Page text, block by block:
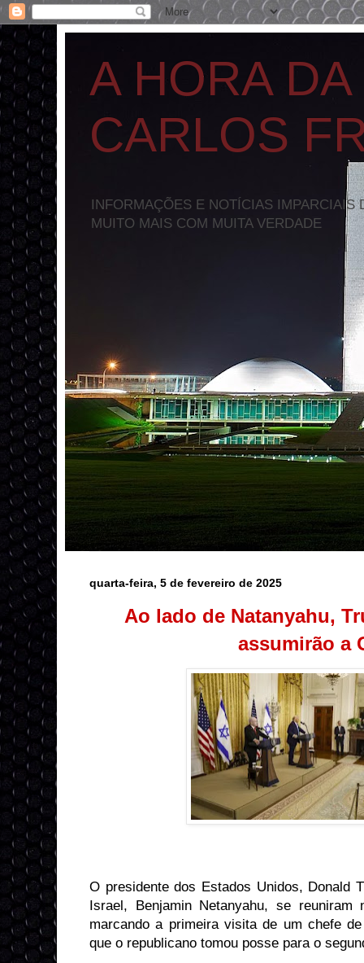
A HORA
CARLOS
INFORMAÇÕES E NOTÍCIAS
MUITO MAIS COM MUITA VERDADE
quarta-feira, 5 de fevereiro de 2025
Ao lado de Natanyahu,
assumirão a
O presidente dos Estados Unidos, Donald
Israel, Benjamin Netanyahu, se
marcando a primeira visita de um chefe
que o republicano tomou posse para o